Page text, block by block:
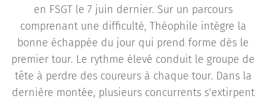
en FSGT le 7 juin dernier. Sur un parcours
comprenant une difficulté, Théophile intègre la
bonne échappée du jour qui prend forme dès le
premier tour. Le rythme élevé conduit le groupe de
tête à perdre des coureurs à chaque tour. Dans la
dernière montée, plusieurs concurrents s'extirpent